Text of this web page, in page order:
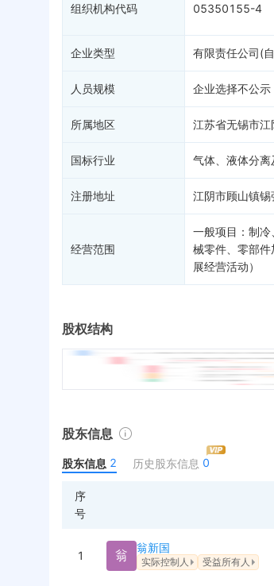
组织机构代码 05350155-4
企业类型 有限责任公司(
人员规模 企业选择不公示
所属地区 江苏省无锡市江
国标行业 气体、液体分
注册地址 江阴市顾山镇
经营范围
一般项目：制
械零件、零部
展经营活动）
股权结构
股东信息
股东信息 2 历史股东信息 0
序
号
1 翁
翁新国
实际控制人 受益所有人